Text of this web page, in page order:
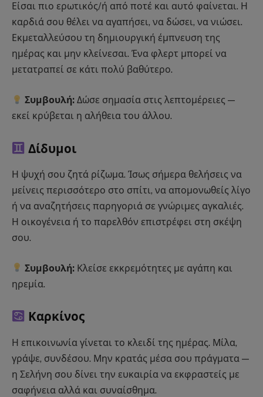
Είσαι πιο ερωτικός/ή από ποτέ και αυτό φαίνεται. Η
καρδιά σου θέλει να αγαπήσει, να δώσει, να νιώσει.
Εκμεταλλεύσου τη δημιουργική έμπνευση της
ημέρας και μην κλείνεσαι. Ένα φλερτ μπορεί να
μετατραπεί σε κάτι πολύ βαθύτερο.
Συμβουλή: Δώσε σημασία στις λεπτομέρειες —
εκεί κρύβεται η αλήθεια του άλλου.
Δίδυμοι
Η ψυχή σου ζητά ρίζωμα. Ίσως σήμερα θελήσεις να
μείνεις περισσότερο στο σπίτι, να απομονωθείς λίγο
ή να αναζητήσεις παρηγοριά σε γνώριμες αγκαλιές.
Η οικογένεια ή το παρελθόν επιστρέφει στη σκέψη
σου.
Συμβουλή: Κλείσε εκκρεμότητες με αγάπη και
ηρεμία.
Καρκίνος
Η επικοινωνία γίνεται το κλειδί της ημέρας. Μίλα,
γράψε, συνδέσου. Μην κρατάς μέσα σου πράγματα —
η Σελήνη σου δίνει την ευκαιρία να εκφραστείς με
σαφήνεια αλλά και συναίσθημα.